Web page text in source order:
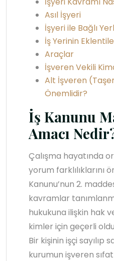
Asıl İşyeri
İşyeri ile Bağlı
İş Yerinin
Araçlar
İşveren Vekili
Alt İşveren
Önemlidir?
İş Kanunu
Amacı
Çalışma hayatında
yorum farklılıklarını
Kanunu’nun 2.
kavramlar
hukukuna ilişkin hak
kimler için geçerli
Bir kişinin işçi sayılıp
kurumun işveren